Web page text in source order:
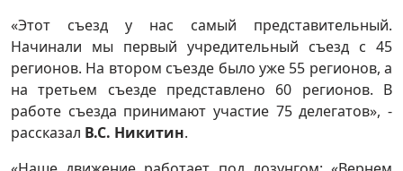
«Этот съезд у нас самый представительный.
Начинали мы первый учредительный съезд с 45
регионов. На втором съезде было уже 55 регионов, а
на третьем съезде представлено 60 регионов. В
работе съезда принимают участие 75 делегатов», -
рассказал В.С. Никитин.